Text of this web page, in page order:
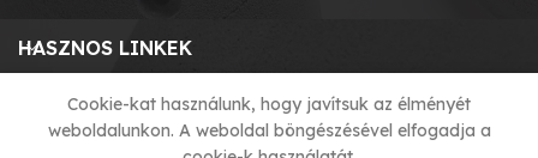
HASZNOS LINKEK
© 2023 T-ROCK KFT. made by
Cookie-kat használunk, hogy javítsuk az élményét
weboldalunkon. A weboldal böngészésével elfogadja a